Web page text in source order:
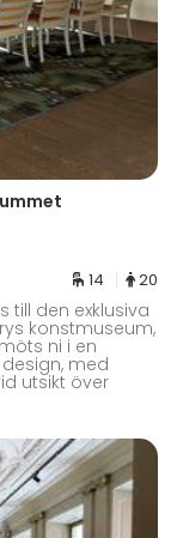
14 20
till den exklusiva
konstmuseum,
ni i en
med
utsikt över